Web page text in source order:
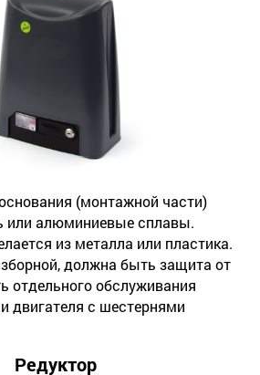
(монтажной части)
или алюминиевые сплавы.
из металла или пластика.
должна быть защита от
отдельного обслуживания
двигателя с шестернями
Редуктор